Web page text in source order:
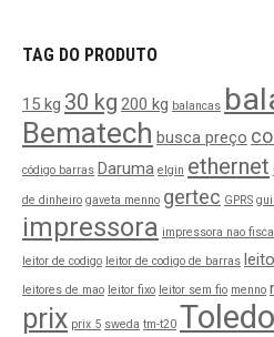
TAG DO PRODUTO
15 kg 30 kg 200 kg balancas
Bematech busca preço
código barras Daruma elgin ethernet
de dinheiro gaveta menno gertec GPRS
impressora impressora nao
leitor de codigo leitor de codigo de barras
leitores de mao leitor fixo leitor sem fio menno
prix prix 5 sweda tm-t20 Toledo